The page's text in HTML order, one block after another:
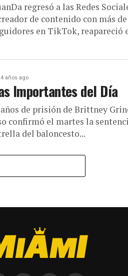
regresó a las Redes
de contenido con más de
en TikTok, reapareció
4 años ago
Importantes del Día
años de prisión de Brittney
confirmó el martes la
del baloncesto...